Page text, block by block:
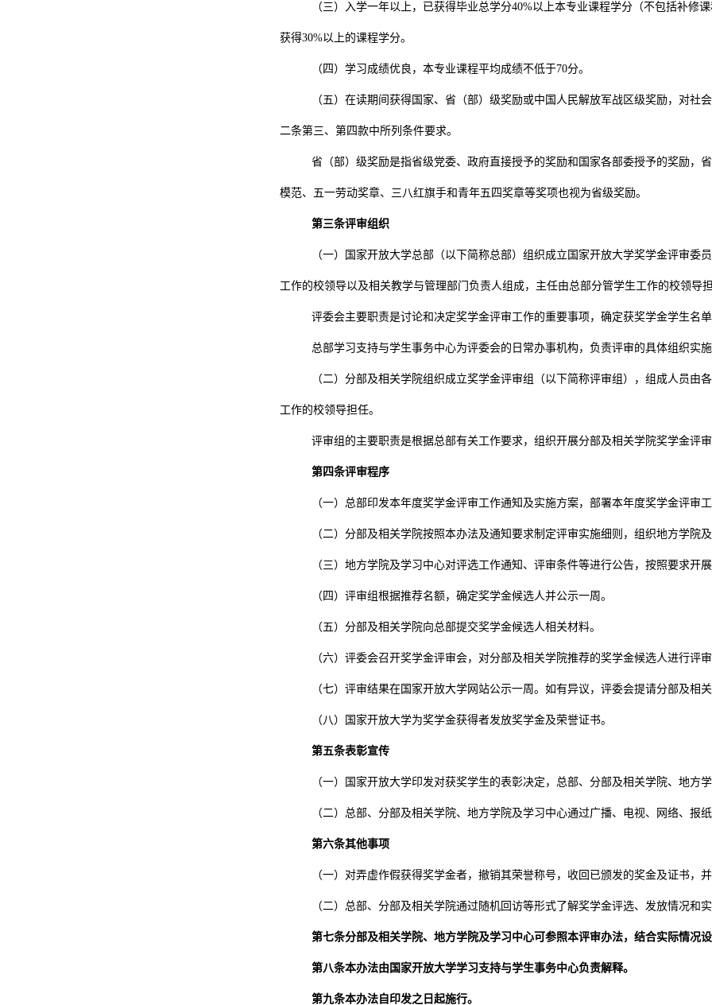
（三）入学一年以上，已获得毕业总学分40%以上本专业课程学分（不包括补修
获得30%以上的课程学分。
（四）学习成绩优良，本专业课程平均成绩不低于70分。
（五）在读期间获得国家、省（部）级奖励或中国人民解放军战区级奖励，对
二条第三、第四款中所列条件要求。
省（部）级奖励是指省级党委、政府直接授予的奖励和国家各部委授予的奖励，
模范、五一劳动奖章、三八红旗手和青年五四奖章等奖项也视为省级奖励。
第三条评审组织
（一）国家开放大学总部（以下简称总部）组织成立国家开放大学奖学金评审
工作的校领导以及相关教学与管理部门负责人组成，主任由总部分管学生工作的校领导
评委会主要职责是讨论和决定奖学金评审工作的重要事项，确定获奖学金学生名
总部学习支持与学生事务中心为评委会的日常办事机构，负责评审的具体组织实
（二）分部及相关学院组织成立奖学金评审组（以下简称评审组），组成人员
工作的校领导担任。
评审组的主要职责是根据总部有关工作要求，组织开展分部及相关学院奖学金评
第四条评审程序
（一）总部印发本年度奖学金评审工作通知及实施方案，部署本年度奖学金评审
（二）分部及相关学院按照本办法及通知要求制定评审实施细则，组织地方学院
（三）地方学院及学习中心对评选工作通知、评审条件等进行公告，按照要求
（四）评审组根据推荐名额，确定奖学金候选人并公示一周。
（五）分部及相关学院向总部提交奖学金候选人相关材料。
（六）评委会召开奖学金评审会，对分部及相关学院推荐的奖学金候选人进行评
（七）评审结果在国家开放大学网站公示一周。如有异议，评委会提请分部及相
（八）国家开放大学为奖学金获得者发放奖学金及荣誉证书。
第五条表彰宣传
（一）国家开放大学印发对获奖学生的表彰决定，总部、分部及相关学院、地方
（二）总部、分部及相关学院、地方学院及学习中心通过广播、电视、网络、报
第六条其他事项
（一）对弄虚作假获得奖学金者，撤销其荣誉称号，收回已颁发的奖金及证书，
（二）总部、分部及相关学院通过随机回访等形式了解奖学金评选、发放情况和
第七条分部及相关学院、地方学院及学习中心可参照本评审办法，结合实际情况
第八条本办法由国家开放大学学习支持与学生事务中心负责解释。
第九条本办法自印发之日起施行。